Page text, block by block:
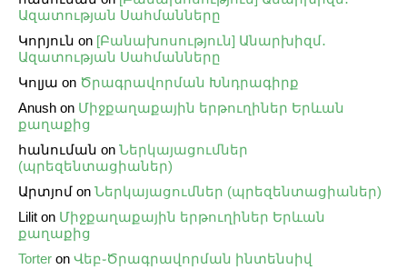
Ազատության Սահմանները
Կորյուն on [Բանախոսություն] Անարխիզմ․
Ազատության Սահմանները
Կոլյա on Ծրագրավորման Խնդրագիրք
Anush on Միջքաղաքային երթուղիներ Երևան
քաղաքից
հանուման on Ներկայացումներ
(պրեզենտացիաներ)
Արտյոմ on Ներկայացումներ (պրեզենտացիաներ)
Lilit on Միջքաղաքային երթուղիներ Երևան
քաղաքից
Torter on Վեբ֊Ծրագրավորման ինտենսիվ